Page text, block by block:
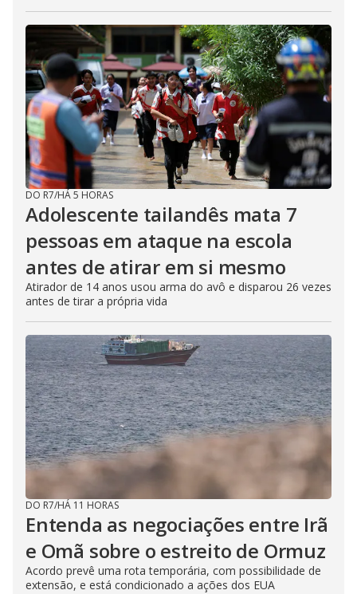
DO R7/HÁ 5 HORAS
Adolescente tailandês mata 7
pessoas em ataque na escola
antes de atirar em si mesmo
Atirador de 14 anos usou arma do avô e disparou 26 vezes
antes de tirar a própria vida
DO R7/HÁ 11 HORAS
Entenda as negociações entre Irã
e Omã sobre o estreito de Ormuz
Acordo prevê uma rota temporária, com possibilidade de
extensão, e está condicionado a ações dos EUA